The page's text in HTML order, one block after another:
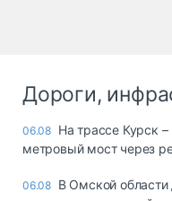
Дороги,
06.08 На трассе Курск
метровый мост через
06.08 В Омской